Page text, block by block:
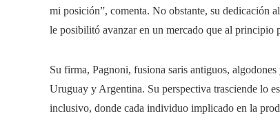
mi posición”, comenta. No obstante, su dedicación
le posibilitó avanzar en un mercado que al principio
Su firma, Pagnoni, fusiona saris antiguos,
Uruguay y Argentina. Su perspectiva trasciende lo
inclusivo, donde cada individuo implicado en la